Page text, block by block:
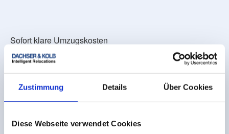
Zustimmung Details Über Cookies
Diese Webseite verwendet Cookies
Sofort klare Umzugskosten